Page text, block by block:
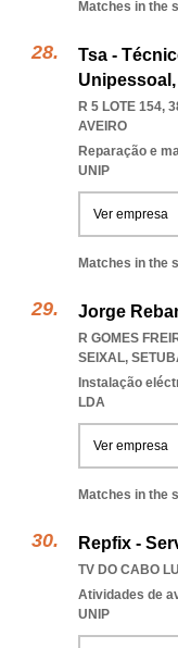
Matches in the
Tsa -
R 5 LOTE 154,
AVEIRO
Reparação e
UNIP
Ver empresa
Matches in the
Jorge
R GOMES
SEIXAL,
Instalação
LDA
Ver empresa
Matches in the
Repfix -
TV DO CABO
Atividades de
UNIP